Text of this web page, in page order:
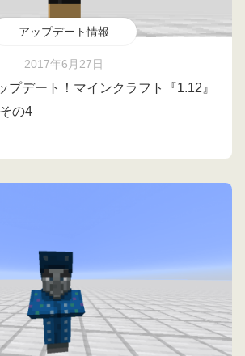
アップデート情報
2017年6月27日
プデート！マインクラフト『1.12』
の4